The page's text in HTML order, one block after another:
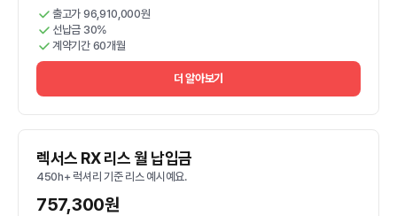
출고가 96,910,000원
선납금 30%
계약기간 60개월
더 알아보기
렉서스 RX 리스 월 납입금
450h+ 럭셔리 기준 리스 예시예요.
757,300원